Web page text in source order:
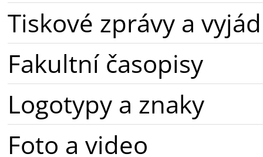
Tiskové zprávy a
Fakultní časopisy
Logotypy a znaky
Foto a video